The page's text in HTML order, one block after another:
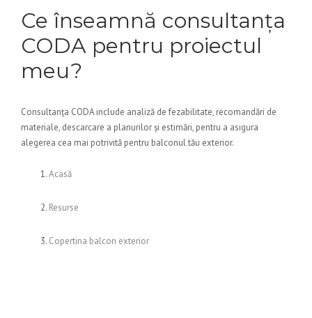
Ce înseamnă consultanța
CODA pentru proiectul
meu?
Consultanța CODA include analiză de fezabilitate, recomandări de
materiale, descarcare a planurilor și estimări, pentru a asigura
alegerea cea mai potrivită pentru balconul tău exterior.
Acasă
Resurse
Copertina balcon exterior